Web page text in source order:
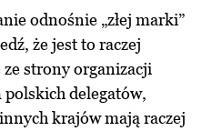
odnośnie „złej marki”
że jest to raczej
strony organizacji
delegatów,
krajów mają raczej